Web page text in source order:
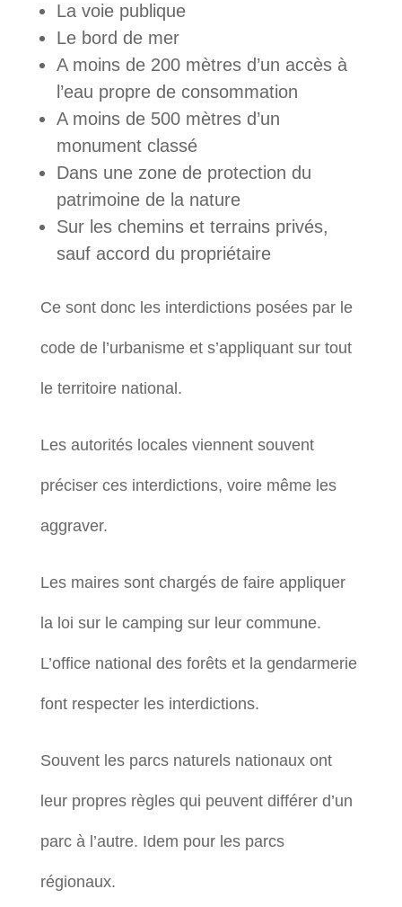
La voie publique
Le bord de mer
A moins de 200 mètres d’un accès à
l’eau propre de consommation
A moins de 500 mètres d’un
monument classé
Dans une zone de protection du
patrimoine de la nature
Sur les chemins et terrains privés,
sauf accord du propriétaire
Ce sont donc les interdictions posées par le
code de l’urbanisme et s’appliquant sur tout
le territoire national.
Les autorités locales viennent souvent
préciser ces interdictions, voire même les
aggraver.
Les maires sont chargés de faire appliquer
la loi sur le camping sur leur commune.
L’office national des forêts et la gendarmerie
font respecter les interdictions.
Souvent les parcs naturels nationaux ont
leur propres règles qui peuvent différer d’un
parc à l’autre. Idem pour les parcs
régionaux.